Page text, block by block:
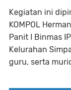
Kegiatan ini
KOMPOL
Panit I Binmas
Kelurahan
guru, serta